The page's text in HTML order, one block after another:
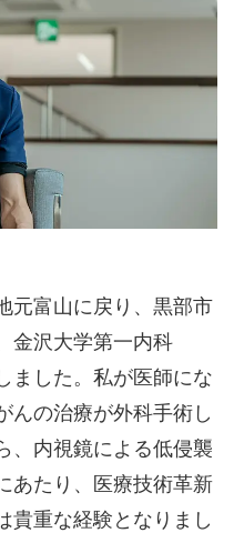
元富山に戻り、黒部市
金沢大学第一内科
ました。私が医師にな
んの治療が外科手術し
、内視鏡による低侵襲
あたり、医療技術革新
貴重な経験となりまし